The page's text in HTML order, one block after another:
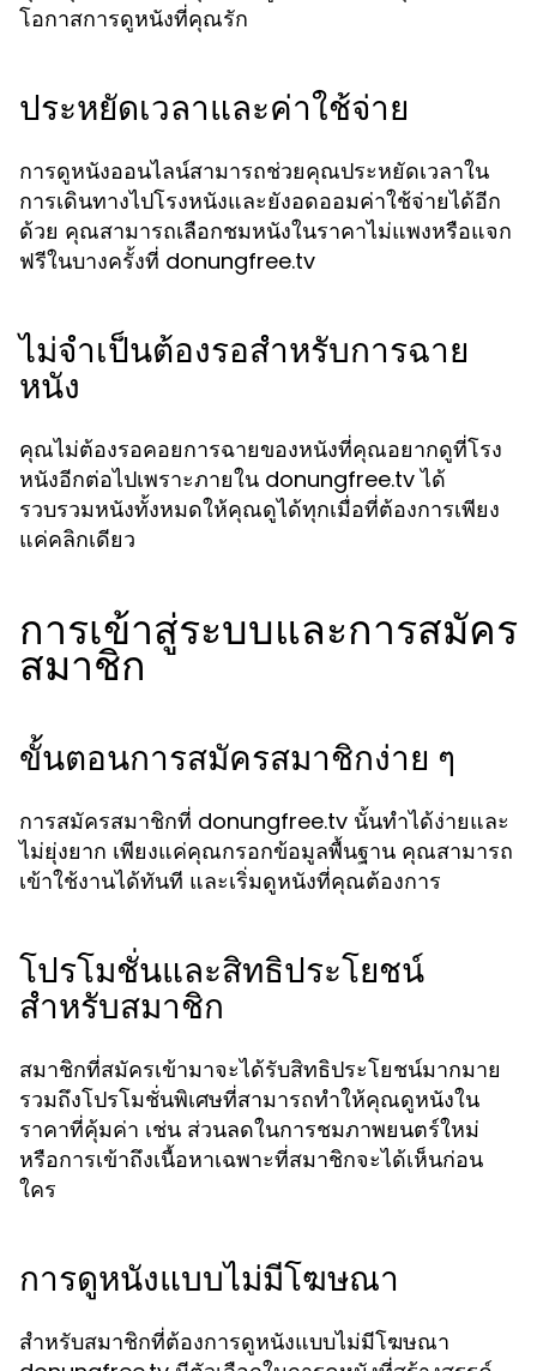
โอกาสการดูหนังที่คุณรัก
ประหยัดเวลาและค่าใช้จ่าย
การดูหนังออนไลน์สามารถช่วยคุณประหยัดเวลาใน
การเดินทางไปโรงหนังและยังอดออมค่าใช้จ่ายได้อีก
ด้วย คุณสามารถเลือกชมหนังในราคาไม่แพงหรือแจก
ฟรีในบางครั้งที่ donungfree.tv
ไม่จำเป็นต้องรอสำหรับการฉาย
หนัง
คุณไม่ต้องรอคอยการฉายของหนังที่คุณอยากดูที่โรง
หนังอีกต่อไปเพราะภายใน donungfree.tv ได้
รวบรวมหนังทั้งหมดให้คุณดูได้ทุกเมื่อที่ต้องการเพียง
แค่คลิกเดียว
การเข้าสู่ระบบและการสมัคร
สมาชิก
ขั้นตอนการสมัครสมาชิกง่าย ๆ
การสมัครสมาชิกที่ donungfree.tv นั้นทำได้ง่ายและ
ไม่ยุ่งยาก เพียงแค่คุณกรอกข้อมูลพื้นฐาน คุณสามารถ
เข้าใช้งานได้ทันที และเริ่มดูหนังที่คุณต้องการ
โปรโมชั่นและสิทธิประโยชน์
สำหรับสมาชิก
สมาชิกที่สมัครเข้ามาจะได้รับสิทธิประโยชน์มากมาย
รวมถึงโปรโมชั่นพิเศษที่สามารถทำให้คุณดูหนังใน
ราคาที่คุ้มค่า เช่น ส่วนลดในการชมภาพยนตร์ใหม่
หรือการเข้าถึงเนื้อหาเฉพาะที่สมาชิกจะได้เห็นก่อน
ใคร
การดูหนังแบบไม่มีโฆษณา
สำหรับสมาชิกที่ต้องการดูหนังแบบไม่มีโฆษณา